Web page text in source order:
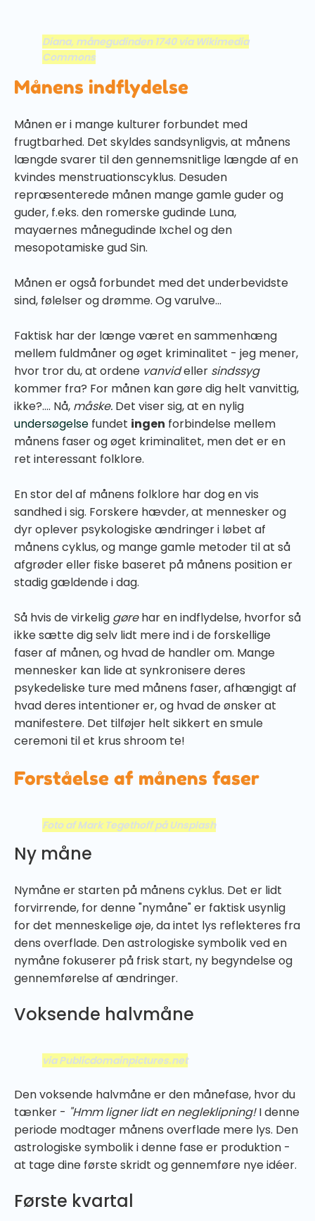
Diana, månegudinden 1740 via Wikimedia
Commons
Månens indflydelse
Månen er i mange kulturer forbundet med
frugtbarhed. Det skyldes sandsynligvis, at månens
længde svarer til den gennemsnitlige længde af en
kvindes menstruationscyklus. Desuden
repræsenterede månen mange gamle guder og
guder, f.eks. den romerske gudinde Luna,
mayaernes månegudinde Ixchel og den
mesopotamiske gud Sin.
Månen er også forbundet med det underbevidste
sind, følelser og drømme. Og varulve...
Faktisk har der længe været en sammenhæng
mellem fuldmåner og øget kriminalitet - jeg mener,
hvor tror du, at ordene vanvideller sindssyg
kommer fra? For månen kan gøre dig helt vanvittig,
ikke?.... Nå, måske. Det viser sig, at en nylig
undersøgelse fundet ingen forbindelse mellem
månens faser og øget kriminalitet, men det er en
ret interessant folklore.
En stor del af månens folklore har dog en vis
sandhed i sig. Forskere hævder, at mennesker og
dyr oplever psykologiske ændringer i løbet af
månens cyklus, og mange gamle metoder til at så
afgrøder eller fiske baseret på månens position er
stadig gældende i dag.
Så hvis de virkelig gørehar en indflydelse, hvorfor så
ikke sætte dig selv lidt mere ind i de forskellige
faser af månen, og hvad de handler om. Mange
mennesker kan lide at synkronisere deres
psykedeliske ture med månens faser, afhængigt af
hvad deres intentioner er, og hvad de ønsker at
manifestere. Det tilføjer helt sikkert en smule
ceremoni til et krus shroom te!
Forståelse af månens faser
Foto af Mark Tegethoff på Unsplash
Ny måne
Nymåne er starten på månens cyklus. Det er lidt
forvirrende, for denne "nymåne" er faktisk usynlig
for det menneskelige øje, da intet lys reflekteres fra
dens overflade. Den astrologiske symbolik ved en
nymåne fokuserer på frisk start, ny begyndelse og
gennemførelse af ændringer.
Voksende halvmåne
via Publicdomainpictures.net
Den voksende halvmåne er den månefase, hvor du
tænker - "Hmm ligner lidt en negleklipning!I denne
periode modtager månens overflade mere lys. Den
astrologiske symbolik i denne fase er produktion -
at tage dine første skridt og gennemføre nye idéer.
Første kvartal